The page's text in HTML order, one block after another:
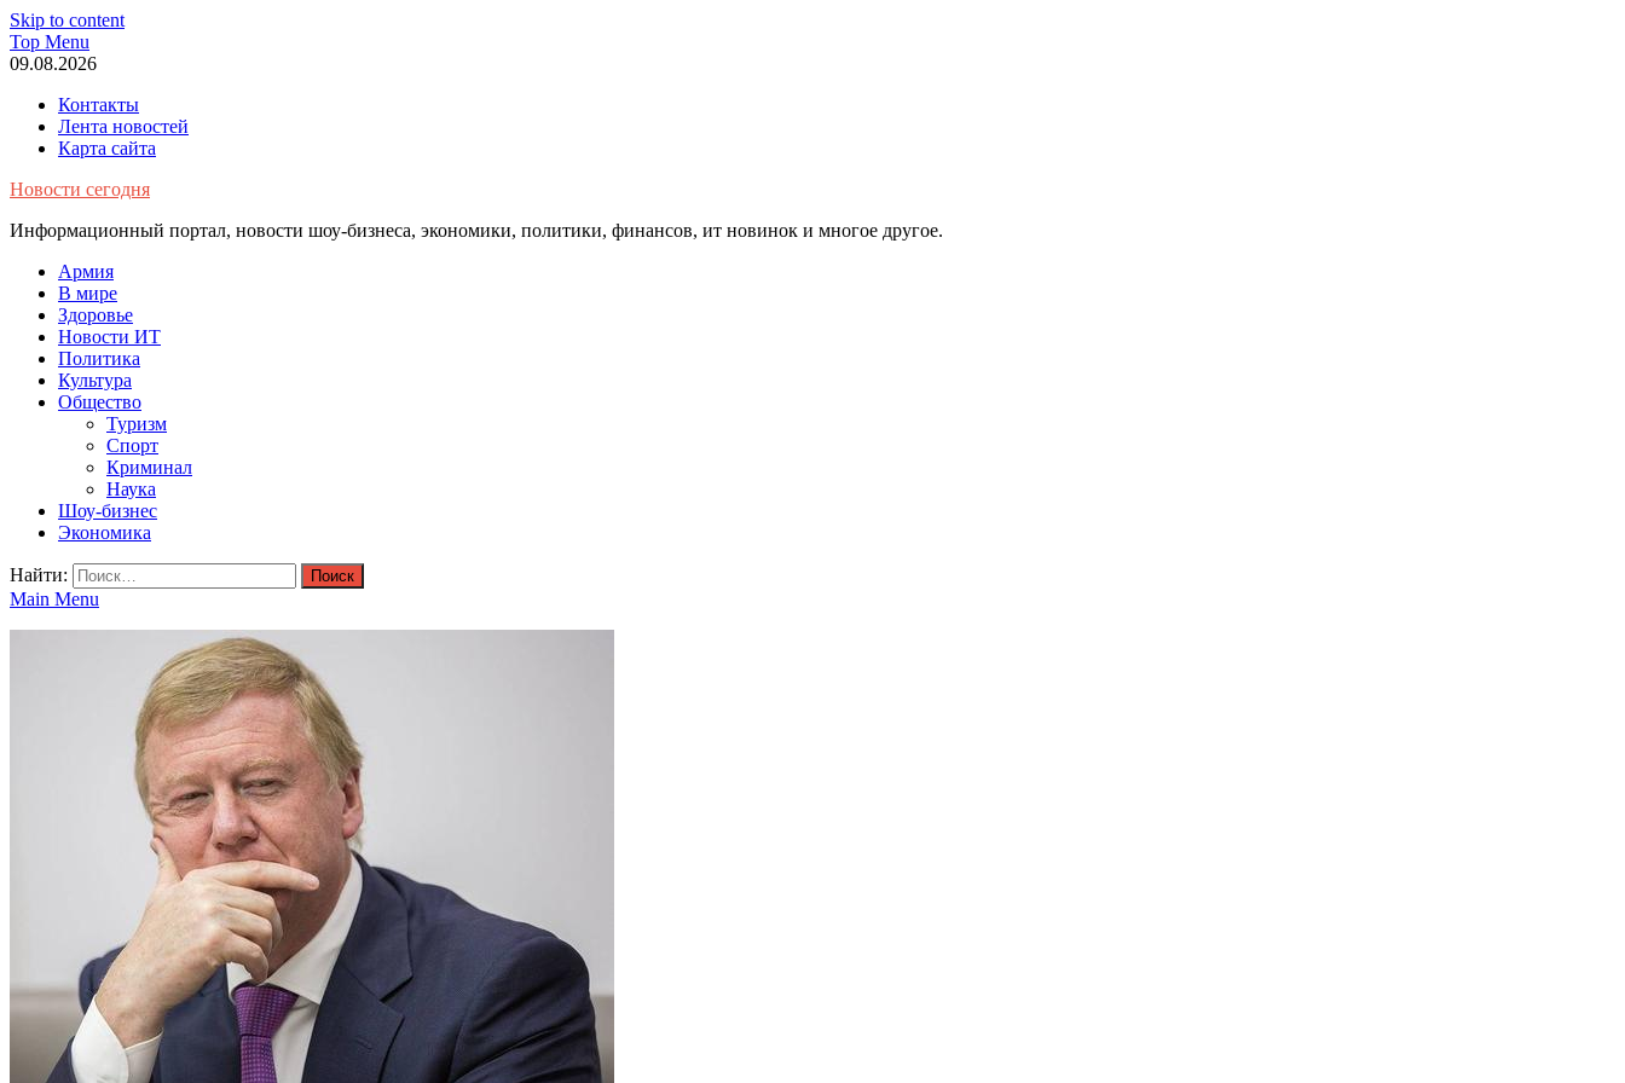
Skip to content
Top Menu
09.08.2026
Контакты
Лента новостей
Карта сайта
Новости сегодня
Информационный портал, новости шоу-бизнеса, экономики, политики, финансов, ит новинок и многое другое.
Армия
В мире
Здоровье
Новости ИТ
Политика
Культура
Общество
Туризм
Спорт
Криминал
Наука
Шоу-бизнес
Экономика
Найти:
Main Menu